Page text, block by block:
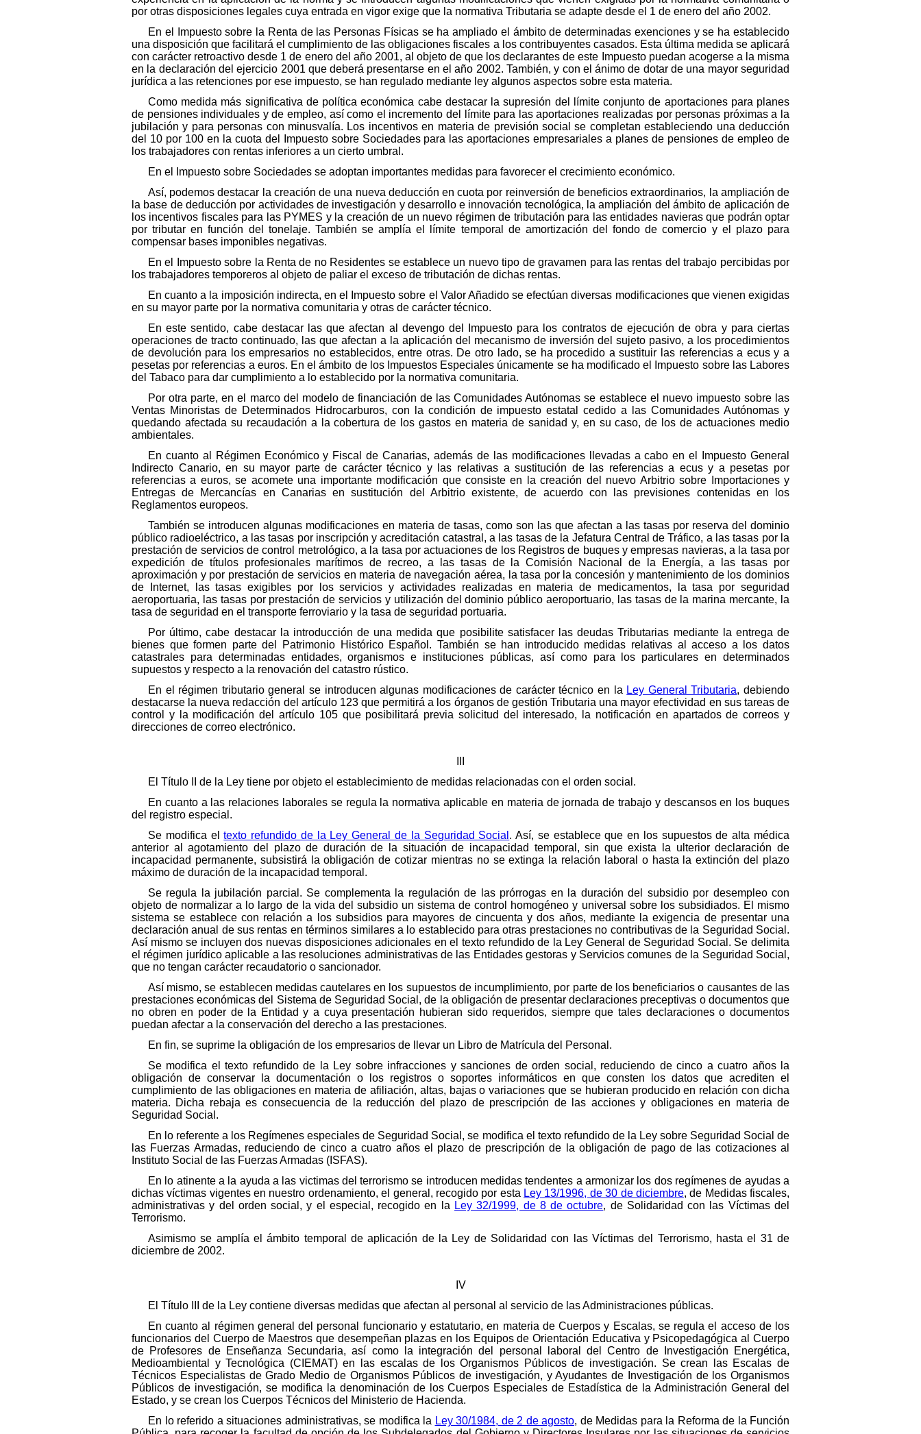
por otras disposiciones legales cuya entrada en vigor exige que la normativa Tributaria se adapte desde el 1 de enero del año 2002.
En el Impuesto sobre la Renta de las Personas Físicas se ha ampliado el ámbito de determinadas exenciones y se ha establecido
una disposición que facilitará el cumplimiento de las obligaciones fiscales a los contribuyentes casados. Esta última medida se aplicará
con carácter retroactivo desde 1 de enero del año 2001, al objeto de que los declarantes de este Impuesto puedan acogerse a la misma
en la declaración del ejercicio 2001 que deberá presentarse en el año 2002. También, y con el ánimo de dotar de una mayor seguridad
jurídica a las retenciones por ese impuesto, se han regulado mediante ley algunos aspectos sobre esta materia.
Como medida más significativa de política económica cabe destacar la supresión del límite conjunto de aportaciones para planes
de pensiones individuales y de empleo, así como el incremento del límite para las aportaciones realizadas por personas próximas a la
jubilación y para personas con minusvalía. Los incentivos en materia de previsión social se completan estableciendo una deducción
del 10 por 100 en la cuota del Impuesto sobre Sociedades para las aportaciones empresariales a planes de pensiones de empleo de
los trabajadores con rentas inferiores a un cierto umbral.
En el Impuesto sobre Sociedades se adoptan importantes medidas para favorecer el crecimiento económico.
Así, podemos destacar la creación de una nueva deducción en cuota por reinversión de beneficios extraordinarios, la ampliación de
la base de deducción por actividades de investigación y desarrollo e innovación tecnológica, la ampliación del ámbito de aplicación de
los incentivos fiscales para las PYMES y la creación de un nuevo régimen de tributación para las entidades navieras que podrán optar
por tributar en función del tonelaje. También se amplía el límite temporal de amortización del fondo de comercio y el plazo para
compensar bases imponibles negativas.
En el Impuesto sobre la Renta de no Residentes se establece un nuevo tipo de gravamen para las rentas del trabajo percibidas por
los trabajadores temporeros al objeto de paliar el exceso de tributación de dichas rentas.
En cuanto a la imposición indirecta, en el Impuesto sobre el Valor Añadido se efectúan diversas modificaciones que vienen exigidas
en su mayor parte por la normativa comunitaria y otras de carácter técnico.
En este sentido, cabe destacar las que afectan al devengo del Impuesto para los contratos de ejecución de obra y para ciertas
operaciones de tracto continuado, las que afectan a la aplicación del mecanismo de inversión del sujeto pasivo, a los procedimientos
de devolución para los empresarios no establecidos, entre otras. De otro lado, se ha procedido a sustituir las referencias a ecus y a
pesetas por referencias a euros. En el ámbito de los Impuestos Especiales únicamente se ha modificado el Impuesto sobre las Labores
del Tabaco para dar cumplimiento a lo establecido por la normativa comunitaria.
Por otra parte, en el marco del modelo de financiación de las Comunidades Autónomas se establece el nuevo impuesto sobre las
Ventas Minoristas de Determinados Hidrocarburos, con la condición de impuesto estatal cedido a las Comunidades Autónomas y
quedando afectada su recaudación a la cobertura de los gastos en materia de sanidad y, en su caso, de los de actuaciones medio
ambientales.
En cuanto al Régimen Económico y Fiscal de Canarias, además de las modificaciones llevadas a cabo en el Impuesto General
Indirecto Canario, en su mayor parte de carácter técnico y las relativas a sustitución de las referencias a ecus y a pesetas por
referencias a euros, se acomete una importante modificación que consiste en la creación del nuevo Arbitrio sobre Importaciones y
Entregas de Mercancías en Canarias en sustitución del Arbitrio existente, de acuerdo con las previsiones contenidas en los
Reglamentos europeos.
También se introducen algunas modificaciones en materia de tasas, como son las que afectan a las tasas por reserva del dominio
público radioeléctrico, a las tasas por inscripción y acreditación catastral, a las tasas de la Jefatura Central de Tráfico, a las tasas por la
prestación de servicios de control metrológico, a la tasa por actuaciones de los Registros de buques y empresas navieras, a la tasa por
expedición de títulos profesionales marítimos de recreo, a las tasas de la Comisión Nacional de la Energía, a las tasas por
aproximación y por prestación de servicios en materia de navegación aérea, la tasa por la concesión y mantenimiento de los dominios
de Internet, las tasas exigibles por los servicios y actividades realizadas en materia de medicamentos, la tasa por seguridad
aeroportuaria, las tasas por prestación de servicios y utilización del dominio público aeroportuario, las tasas de la marina mercante, la
tasa de seguridad en el transporte ferroviario y la tasa de seguridad portuaria.
Por último, cabe destacar la introducción de una medida que posibilite satisfacer las deudas Tributarias mediante la entrega de
bienes que formen parte del Patrimonio Histórico Español. También se han introducido medidas relativas al acceso a los datos
catastrales para determinadas entidades, organismos e instituciones públicas, así como para los particulares en determinados
supuestos y respecto a la renovación del catastro rústico.
En el régimen tributario general se introducen algunas modificaciones de carácter técnico en la Ley General Tributaria, debiendo
destacarse la nueva redacción del artículo 123 que permitirá a los órganos de gestión Tributaria una mayor efectividad en sus tareas de
control y la modificación del artículo 105 que posibilitará previa solicitud del interesado, la notificación en apartados de correos y
direcciones de correo electrónico.
El Título II de la Ley tiene por objeto el establecimiento de medidas relacionadas con el orden social.
En cuanto a las relaciones laborales se regula la normativa aplicable en materia de jornada de trabajo y descansos en los buques
del registro especial.
Se modifica eltexto refundido de la Ley General de la Seguridad Social . Así, se establece que en los supuestos de alta médica
anterior al agotamiento del plazo de duración de la situación de incapacidad temporal, sin que exista la ulterior declaración de
incapacidad permanente, subsistirá la obligación de cotizar mientras no se extinga la relación laboral o hasta la extinción del plazo
máximo de duración de la incapacidad temporal.
Se regula la jubilación parcial. Se complementa la regulación de las prórrogas en la duración del subsidio por desempleo con
objeto de normalizar a lo largo de la vida del subsidio un sistema de control homogéneo y universal sobre los subsidiados. El mismo
sistema se establece con relación a los subsidios para mayores de cincuenta y dos años, mediante la exigencia de presentar una
declaración anual de sus rentas en términos similares a lo establecido para otras prestaciones no contributivas de la Seguridad Social.
Así mismo se incluyen dos nuevas disposiciones adicionales en el texto refundido de la Ley General de Seguridad Social. Se delimita
el régimen jurídico aplicable a las resoluciones administrativas de las Entidades gestoras y Servicios comunes de la Seguridad Social,
que no tengan carácter recaudatorio o sancionador.
Así mismo, se establecen medidas cautelares en los supuestos de incumplimiento, por parte de los beneficiarios o causantes de las
prestaciones económicas del Sistema de Seguridad Social, de la obligación de presentar declaraciones preceptivas o documentos que
no obren en poder de la Entidad y a cuya presentación hubieran sido requeridos, siempre que tales declaraciones o documentos
puedan afectar a la conservación del derecho a las prestaciones.
En fin, se suprime la obligación de los empresarios de llevar un Libro de Matrícula del Personal.
Se modifica el texto refundido de la Ley sobre infracciones y sanciones de orden social, reduciendo de cinco a cuatro años la
obligación de conservar la documentación o los registros o soportes informáticos en que consten los datos que acrediten el
cumplimiento de las obligaciones en materia de afiliación, altas, bajas o variaciones que se hubieran producido en relación con dicha
materia. Dicha rebaja es consecuencia de la reducción del plazo de prescripción de las acciones y obligaciones en materia de
Seguridad Social.
En lo referente a los Regímenes especiales de Seguridad Social, se modifica el texto refundido de la Ley sobre Seguridad Social de
las Fuerzas Armadas, reduciendo de cinco a cuatro años el plazo de prescripción de la obligación de pago de las cotizaciones al
Instituto Social de las Fuerzas Armadas (ISFAS).
En lo atinente a la ayuda a las victimas del terrorismo se introducen medidas tendentes a armonizar los dos regímenes de ayudas a
dichas víctimas vigentes en nuestro ordenamiento, el general, recogido por esta Ley 13/1996, de 30 de diciembre, de Medidas fiscales,
administrativas y del orden social, y el especial, recogido en la Ley 32/1999, de 8 de octubre, de Solidaridad con las Víctimas del
Terrorismo.
Asimismo se amplía el ámbito temporal de aplicación de la Ley de Solidaridad con las Víctimas del Terrorismo, hasta el 31 de
diciembre de 2002.
IV
El Título III de la Ley contiene diversas medidas que afectan al personal al servicio de las Administraciones públicas.
En cuanto al régimen general del personal funcionario y estatutario, en materia de Cuerpos y Escalas, se regula el acceso de los
funcionarios del Cuerpo de Maestros que desempeñan plazas en los Equipos de Orientación Educativa y Psicopedagógica al Cuerpo
de Profesores de Enseñanza Secundaria, así como la integración del personal laboral del Centro de Investigación Energética,
Medioambiental y Tecnológica (CIEMAT) en las escalas de los Organismos Públicos de investigación. Se crean las Escalas de
Técnicos Especialistas de Grado Medio de Organismos Públicos de investigación, y Ayudantes de Investigación de los Organismos
Públicos de investigación, se modifica la denominación de los Cuerpos Especiales de Estadística de la Administración General del
Estado, y se crean los Cuerpos Técnicos del Ministerio de Hacienda.
En lo referido a situaciones administrativas, se modifica la Ley 30/1984, de 2 de agosto, de Medidas para la Reforma de la Función